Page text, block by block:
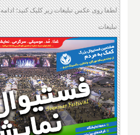
لطفا روی عکس تبلیغات زیر کلیک کنید؛
تبلیغات